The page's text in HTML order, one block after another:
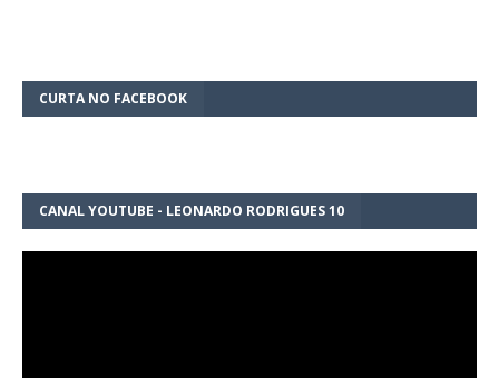
CURTA NO FACEBOOK
CANAL YOUTUBE - LEONARDO RODRIGUES 10